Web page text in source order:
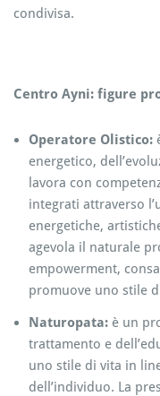
condivisa.
Centro Ayni: figure
Operatore Olistico:
energetico,
lavora con
integrati attraverso
energetiche,
agevola il naturale
empowerment,
promuove uno stile
Naturopata: è un
trattamento e
uno stile di vita in
dell’individuo. La